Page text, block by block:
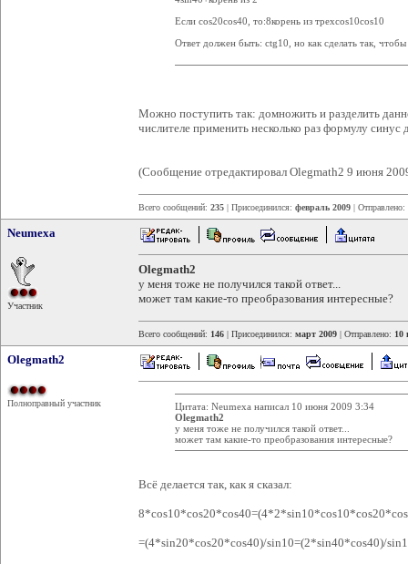
Если cos20cos40, то:8корень из трехcos10cos10
Ответ должен быть: ctg10, но как сделать так,
Можно поступить так: домножить и разделить
числителе применить несколько раз формулу синус
(Сообщение отредактировал Olegmath2 9 июня
Всего сообщений: 235 | Присоединился: февраль 2009 | Отправлено:
Neumexa
Участник
Olegmath2
у меня тоже не получился такой ответ...
может там какие-то преобразования интересные?
Всего сообщений: 146 | Присоединился: март 2009 | Отправлено: 10
Olegmath2
Полноправный участник
Цитата: Neumexa написал 10 июня 2009 3:34
Olegmath2
у меня тоже не получился такой ответ...
может там какие-то преобразования интересные?
Всё делается так, как я сказал:
=(4*sin20*cos20*cos40)/sin10=(2*sin40*cos40)/